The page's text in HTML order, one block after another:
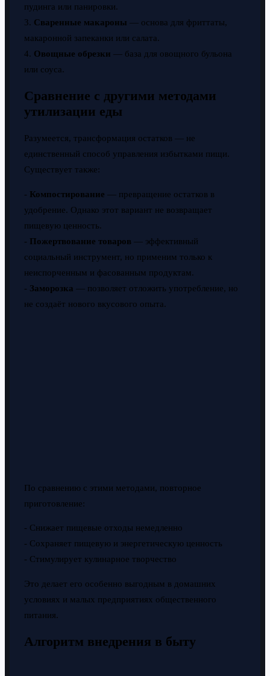
пудинга или панировки.
3. Сваренные макароны — основа для фриттаты,
макаронной запеканки или салата.
4. Овощные обрезки — база для овощного бульона
или соуса.
Сравнение с другими методами
утилизации еды
Разумеется, трансформация остатков — не
единственный способ управления избытками пищи.
Существует также:
- Компостирование — превращение остатков в
удобрение. Однако этот вариант не возвращает
пищевую ценность.
- Пожертвование товаров — эффективный
социальный инструмент, но применим только к
неиспорченным и фасованным продуктам.
- Заморозка — позволяет отложить употребление, но
не создаёт нового вкусового опыта.
По сравнению с этими методами, повторное
приготовление:
- Снижает пищевые отходы немедленно
- Сохраняет пищевую и энергетическую ценность
- Стимулирует кулинарное творчество
Это делает его особенно выгодным в домашних
условиях и малых предприятиях общественного
питания.
Алгоритм внедрения в быту